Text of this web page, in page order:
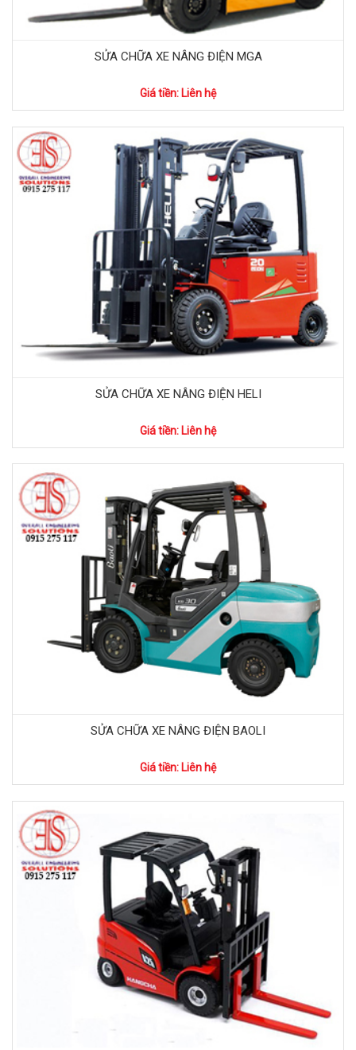
SỬA CHỮA XE NÂNG ĐIỆN MGA
Giá tiền: Liên hệ
SỬA CHỮA XE NÂNG ĐIỆN HELI
Giá tiền: Liên hệ
SỬA CHỮA XE NÂNG ĐIỆN BAOLI
Giá tiền: Liên hệ